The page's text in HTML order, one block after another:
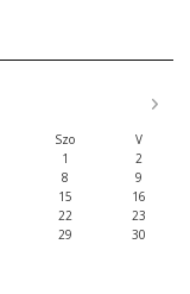
Szo
V
1
2
8
9
15
16
22
23
29
30